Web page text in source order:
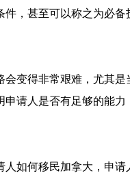
，甚至可以称之为必
变得非常艰难，尤其是
请人是否有足够的能力
如何移民加拿大，申